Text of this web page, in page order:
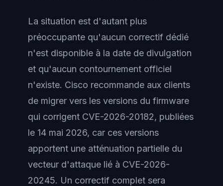
La situation est d'autant plus
préoccupante qu'aucun correctif dédié
n'est disponible à la date de divulgation
et qu'aucun contournement officiel
n'existe. Cisco recommande aux clients
de migrer vers les versions du firmware
qui corrigent CVE-2026-20182, publiées
le 14 mai 2026, car ces versions
apportent une atténuation partielle du
vecteur d'attaque lié à CVE-2026-
20245. Un correctif complet sera